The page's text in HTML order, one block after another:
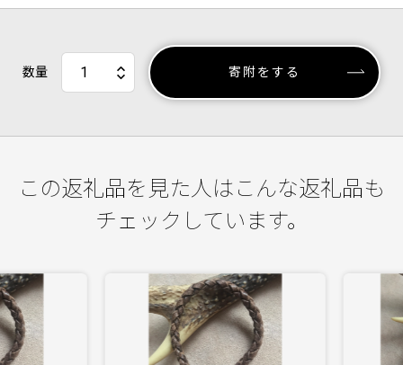
数量 寄附をする
この返礼品を見た人はこんな返礼品も
チェックしています。